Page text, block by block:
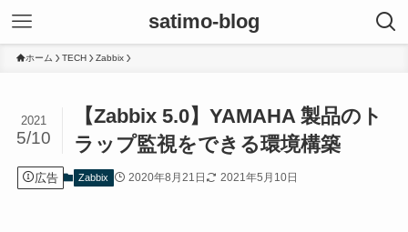
satimo-blog
ホーム TECH Zabbix
【Zabbix 5.0】YAMAHA 製品のト
ラップ監視をできる環境構築
2021
5/10
広告 Zabbix 2020年8月21日 2021年5月10日